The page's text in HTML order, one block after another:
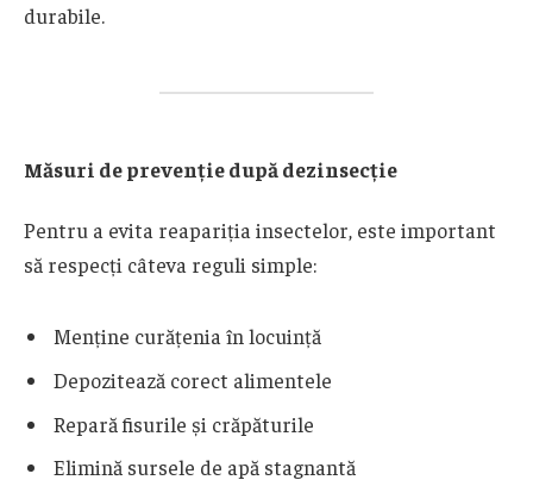
durabile.
Măsuri de prevenție după dezinsecție
Pentru a evita reapariția insectelor, este important
să respecți câteva reguli simple:
Menține curățenia în locuință
Depozitează corect alimentele
Repară fisurile și crăpăturile
Elimină sursele de apă stagnantă